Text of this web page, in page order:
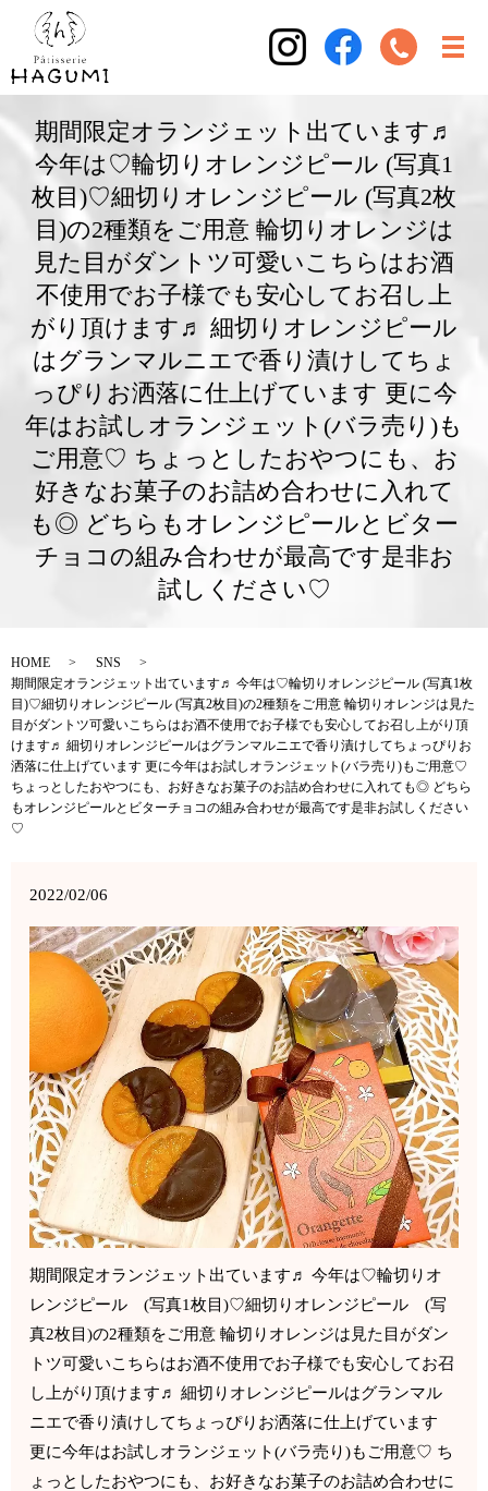
期間限定オランジェット出ています♬
今年は♡輪切りオレンジピール (写真1
枚目)♡細切りオレンジピール (写真2枚
目)の2種類をご用意 輪切りオレンジは
見た目がダントツ可愛いこちらはお酒
不使用でお子様でも安心してお召し上
がり頂けます♬ 細切りオレンジピール
はグランマルニエで香り漬けしてちょ
っぴりお洒落に仕上げています 更に今
年はお試しオランジェット(バラ売り)も
ご用意♡ ちょっとしたおやつにも、お
好きなお菓子のお詰め合わせに入れて
も◎ どちらもオレンジピールとビター
チョコの組み合わせが最高です是非お
試しください♡
HOME
SNS
期間限定オランジェット出ています♬ 今年は♡輪切りオレンジピール (写真1枚
目)♡細切りオレンジピール (写真2枚目)の2種類をご用意 輪切りオレンジは見た
目がダントツ可愛いこちらはお酒不使用でお子様でも安心してお召し上がり頂
けます♬ 細切りオレンジピールはグランマルニエで香り漬けしてちょっぴりお
洒落に仕上げています 更に今年はお試しオランジェット(バラ売り)もご用意♡
ちょっとしたおやつにも、お好きなお菓子のお詰め合わせに入れても◎ どちら
もオレンジピールとビターチョコの組み合わせが最高です是非お試しください
♡
2022/02/06
期間限定オランジェット出ています♬ 今年は♡輪切りオ
レンジピール (写真1枚目)♡細切りオレンジピール (写
真2枚目)の2種類をご用意 輪切りオレンジは見た目がダン
トツ可愛いこちらはお酒不使用でお子様でも安心してお召
し上がり頂けます♬ 細切りオレンジピールはグランマル
ニエで香り漬けしてちょっぴりお洒落に仕上げています
更に今年はお試しオランジェット(バラ売り)もご用意♡ ち
ょっとしたおやつにも、お好きなお菓子のお詰め合わせに